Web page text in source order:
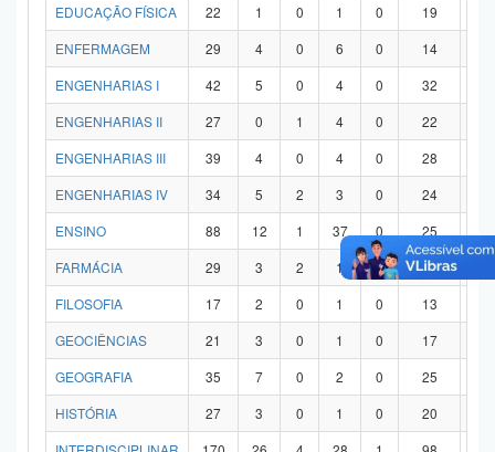
EDUCAÇÃO FÍSICA
22 1 0 1 0 19
ENFERMAGEM
29 4 0 6 0 14
ENGENHARIAS I
42 5 0 4 0 32
ENGENHARIAS II
27 0 1 4 0 22
ENGENHARIAS III
39 4 0 4 0 28
ENGENHARIAS IV
34 5 2 3 0 24
ENSINO
88 12 1 37 0 25
FARMÁCIA
29 3 2 1 0 21
FILOSOFIA
17 2 0 1 0 13
GEOCIÊNCIAS
21 3 0 1 0 17
GEOGRAFIA
35 7 0 2 0 25
HISTÓRIA
27 3 0 1 0 20